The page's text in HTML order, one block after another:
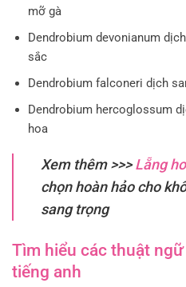
mỡ gà
Dendrobium devonianum
sắc
Dendrobium falconeri dịch
Dendrobium hercoglossum
hoa
Xem thêm >>>Lẵng
chọn hoàn hảo cho
sang trọng
Tìm hiểu các thuật
tiếng anh